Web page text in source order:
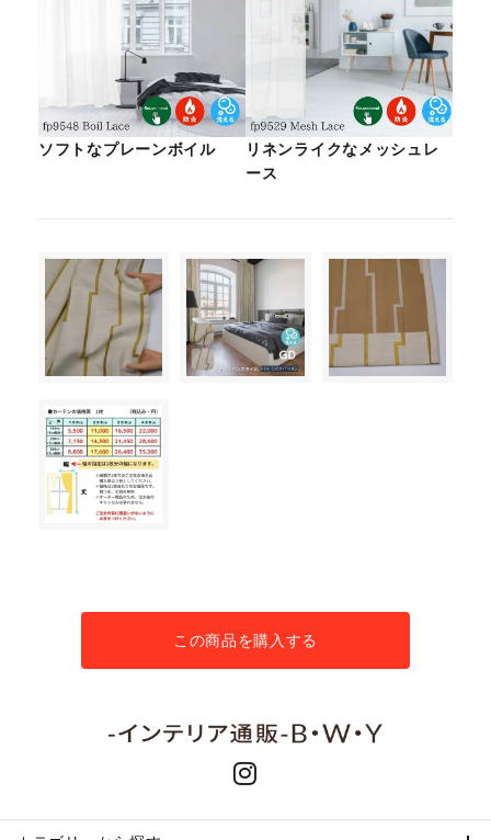
ソフトなプレーンボイル
リネンライクなメッシュレ
ース
この商品を購入する